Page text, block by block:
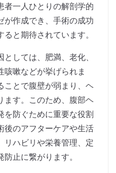
者一人ひとりの解剖学的
が作成でき、手術の成功
と期待されています。
しては、肥満、老化、
嗽などが挙げられま
ことで腹壁が弱まり、ヘ
ます。このため、腹部ヘ
を防ぐために重要な役割
後のアフターケアや生活
リハビリや栄養管理、定
止に繋がります。